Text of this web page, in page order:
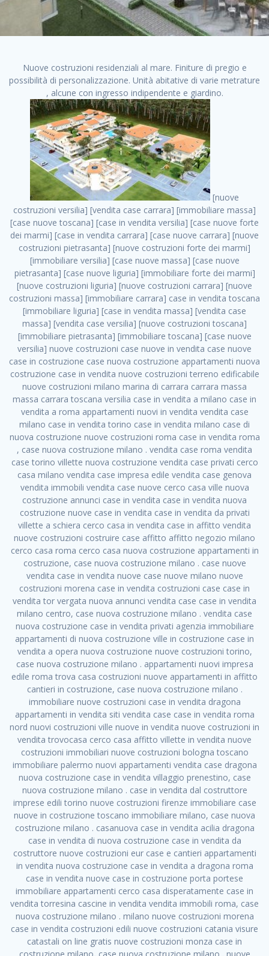
Nuove costruzioni residenziali al mare. Finiture di pregio e
possibilità di personalizzazione. Unità abitative di varie metrature
, alcune con ingresso indipendente e giardino.
[nuove costruzioni versilia] [vendita case carrara] [immobiliare massa] [case nuove toscana] [case in vendita versilia] [case nuove forte dei marmi] [case in vendita carrara] [case nuove carrara] [nuove costruzioni pietrasanta] [nuove costruzioni forte dei marmi] [immobiliare versilia] [case nuove massa] [case nuove pietrasanta] [case nuove liguria] [immobiliare forte dei marmi] [nuove costruzioni liguria] [nuove costruzioni carrara] [nuove costruzioni massa] [immobiliare carrara] case in vendita toscana [immobiliare liguria] [case in vendita massa] [vendita case massa] [vendita case versilia] [nuove costruzioni toscana] [immobiliare pietrasanta] [immobiliare toscana] [case nuove versilia] nuove costruzioni case nuove in vendita case nuove case in costruzione case nuova costruzione appartamenti nuova costruzione case in vendita nuove costruzioni terreno edificabile nuove costruzioni milano marina di carrara carrara massa massa carrara toscana versilia case in vendita a milano case in vendita a roma appartamenti nuovi in vendita vendita case milano case in vendita torino case in vendita milano case di nuova costruzione nuove costruzioni roma case in vendita roma , case nuova costruzione milano . vendita case roma vendita case torino villette nuova costruzione vendita case privati cerco casa milano vendita case impresa edile vendita case genova vendita immobili vendita case nuove cerco casa ville nuova costruzione annunci case in vendita case in vendita nuova costruzione nuove case in vendita case in vendita da privati villette a schiera cerco casa in vendita case in affitto vendita nuove costruzioni costruire case affitto affitto negozio milano cerco casa roma cerco casa nuova costruzione appartamenti in costruzione, case nuova costruzione milano . case nuove vendita case in vendita nuove case nuove milano nuove costruzioni morena case in vendita costruzioni case case in vendita tor vergata nuova annunci vendita case case in vendita milano centro, case nuova costruzione milano . vendita case nuova costruzione case in vendita privati agenzia immobiliare appartamenti di nuova costruzione ville in costruzione case in vendita a opera nuova costruzione nuove costruzioni torino, case nuova costruzione milano . appartamenti nuovi impresa edile roma trova casa costruzioni nuove appartamenti in affitto cantieri in costruzione, case nuova costruzione milano . immobiliare nuove costruzioni case in vendita dragona appartamenti in vendita siti vendita case case in vendita roma nord nuovi costruzioni ville nuove in vendita nuove costruzioni in vendita trovocasa cerco casa affitto villette in vendita nuove costruzioni immobiliari nuove costruzioni bologna toscano immobiliare palermo nuovi appartamenti vendita case dragona nuova costruzione case in vendita villaggio prenestino, case nuova costruzione milano . case in vendita dal costruttore imprese edili torino nuove costruzioni firenze immobiliare case nuove in costruzione toscano immobiliare milano, case nuova costruzione milano . casanuova case in vendita acilia dragona case in vendita di nuova costruzione case in vendita da costruttore nuove costruzioni eur case e cantieri appartamenti in vendita nuova costruzione case in vendita a dragona roma case in vendita nuove case in costruzione porta portese immobiliare appartamenti cerco casa disperatamente case in vendita torresina cascine in vendita vendita immobili roma, case nuova costruzione milano . milano nuove costruzioni morena case in vendita costruzioni edili nuove costruzioni catania visure catastali on line gratis nuove costruzioni monza case in costruzione milano, case nuova costruzione milano . nuove costruzioni boccea vendita immobili milano attico immobiliare roma vendita imprese edili bergamo impresa edile bologna case in vendita a classe appartamento nuovo nuove costruzioni pietralata case costruzione case in vendita roma sud nuove costruzioni residenziali a milano appartamenti nuova costruzione milano case in vendita boccea case in vendita morena nuove costruzioni vendita immobili privati, case nuova costruzione milano . comprare casa nuova costruzione case in vendita con leasing case in vendita ostia antica case nuova costruzione milano appartamenti nuovi milano case nuove roma nuove costruzioni bari edilizia convenzionata case in vendita a tortona villaggio prenestino case in vendita toscano immobiliare professione casa nuove costruzioni parma impresa costruzioni nuove case nuove costruzioni bergamo vendita immobili torino ville di nuova costruzione solo affitti appartamento nuovo in vendita appartamenti nuova costruzione roma case nuova costruzione roma, case nuova costruzione milano . nuove costruzioni a milano case in costruzione roma impresa di costruzioni grimaldi immobiliare costruzioni villetta nuova costruzione case in vendita da imprese edili cerco casa a acquisto casa in costruzione nuove costruzioni mare costruzioni immobiliari cantieri nuove costruzioni acquisto casa nuova costruzione nuove costruzioni padova comprare casa in costruzione impresa edile napoli nuove costruzioni pescara casa risorse immobiliari, case nuova costruzione milano . immobili in costruzione villette nuove villette nuove in vendita gabetti imprese edili verona nuove costruzioni milano sud nuovi immobili nuove costruzioni legnano, case nuova costruzione milano . cantieri nuove costruzioni milano villa nuova case vendita nuove costruzioni appartamenti in vendita nuovi immobili nuovi costruttori case imprese edili brescia nuovi appartamenti milano case in vendita selva nera casa nuova retecasa case nuova costruzione in vendita monolocale imprese edili firenze imprese edili padova frimm vendita case dragona nuove costruzioni vendita imprese edili parma imprese di costruzioni milano immobiliare toscano frimm immobiliare roma case case dal costruttore acquisto terreno agricolo imprese edili italiane roma vende casa case nuove a milano nuove costruzioni a roma imprese costruzioni roma cerco casa nuova immobili di nuova costruzione case in vendita castelverde roma impresa edile palermo rent to buy roma nuove costruzioni, case nuova costruzione milano . tempocasa case in vendita a riscatto nuove costruzioni varese nuove costruzioni bolzano vendita case in costruzione nuove costruzioni lecce cantiere milano costruire villa imprese edili treviso impresa edile catania case in vendita roma tiburtina vendita appartamenti nuova costruzione vendita immobili commerciali case nuove in vendita milano nuove costruzioni seregno cerca casa vendita cerco casa milano vendita nuove costruzioni milano ovest vendita case nuove milano imprese edili modena nuove costruzioni milano centro case in vendita aranova nuove abitazioni, case nuova costruzione milano ., case nuova costruzione milano . nuove costruzioni brescia nuove costruzioni como appartamenti nuovi in vendita a milano case in vendita bologna nuove costruzioni appartamenti in vendita milano nuova costruzione imprese edili como morena nuove costruzioni nuove costruzioni case vendita appartamenti nuovi nuove costruzioni salerno eurekasa villette in costruzione bilocali nuovi case nuove in vendita a roma case in vendita con permuta nuove costruzioni trento impresa edile varese imprese costruzioni milano imprese edili venezia case in vendita prenestina imprese edili spa nuove costruzioni gallarate roma nuove costruzioni case in nuova costruzione nuovi case nuove in vendita a milano nuove costruzioni loano nuovi cantieri milano imprese edili novara case in vendita roma est imprese di costruzioni roma appartamenti in costruzione milano nuovi cantieri cerco casa vendita milano nuove costruzioni brugherio vendita case da imprese edili imprese edili udine nuove costruzioni direttamente dal costruttore imprese edili vicenza case in vendita a loano nuova costruzione nuove villette prezzi case nuove case in vendita in costruzione compravendita terreno agricolo cantiere, case nuova costruzione milano . case in vendita milano navigli costruzione nuova casa costruzioni nuove milano nuove costruzioni roma rent to buy nuove costruzioni taranto palazzo in costruzione vendita appartamenti nuova costruzione milano centro costruzioni milano case in vendita milano nuove costruzioni case in vendita milano sud impresa edile como case nuove a roma boccea case in vendita imprese edili trento nuove costruzioni buccinasco case in costruzione a milano nuove costruzioni ripamonti case in vendita a salerno nuove costruzioni nuove residenze milano case nuove vendita milano nuove costruzioni milano nord nuove costruzioni livorno vendita nuove costruzioni roma nuove costruzioni liguria costruzioni roma cerco casa roma vendita nuove costruzioni classe a impresa edile rimini nuovi annunci case in vendita nuove costruzioni magenta todini costruzioni case grezze in vendita vendita appartamenti nuovi milano case in vendita gallaratese milano nuove costruzioni arezzo, case nuova costruzione milano . case in vendita castelverde case nuove dal costruttore nuovo appartamento nuove costruzioni desenzano imprese edili lombardia imprese edili veneto appartamenti in costruzione roma case vendita pescara nuove costruzioni case in vendita ad acilia imprese edili verona e provincia nuove costruzioni desio appartamenti classe a milano firenze nuove costruzioni pirelli re immobiliare grandi imprese di costruzioni case in vendita torresina roma case in vendita navigli milano nuove costruzioni roma centro nuovecostruzioni appartamenti nuovi a milano impresa edile ancona nuove residenze dragona case in vendita nuove costruzioni brindisi vendita nuove costruz